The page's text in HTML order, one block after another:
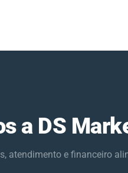
a DS
atendimento e financeiro